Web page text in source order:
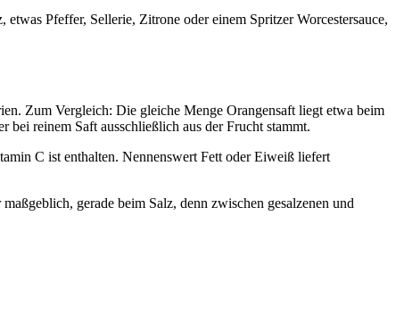
Pfeffer, Sellerie, Zitrone oder einem Spritzer Worcestersauce,
Zum Vergleich: Die gleiche Menge Orangensaft liegt etwa beim
reinem Saft ausschließlich aus der Frucht stammt.
C ist enthalten. Nennenswert Fett oder Eiweiß liefert
gerade beim Salz, denn zwischen gesalzenen und